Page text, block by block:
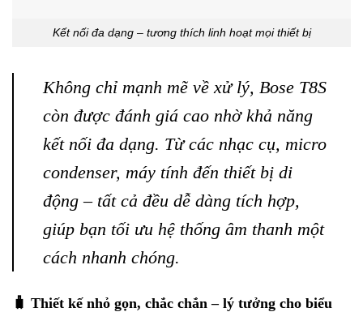
Kết nối đa dạng – tương thích linh hoạt mọi thiết bị
Không chỉ mạnh mẽ về xử lý, Bose T8S
còn được đánh giá cao nhờ khả năng
kết nối đa dạng. Từ các nhạc cụ, micro
condenser, máy tính đến thiết bị di
động – tất cả đều dễ dàng tích hợp,
giúp bạn tối ưu hệ thống âm thanh một
cách nhanh chóng.
🧳 Thiết kế nhỏ gọn, chắc chắn – lý tưởng cho biểu